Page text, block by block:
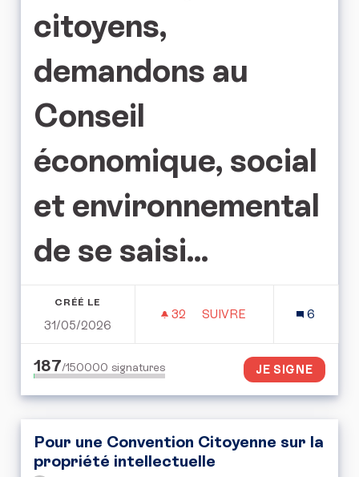
citoyens,
demandons au
Conseil
économique, social
et environnemental
de se saisi...
CRÉÉ LE
31/05/2026
32 32 ABONNÉS
SUIVRE
6
187/150000 signatures JE SIGNE
Pour une Convention Citoyenne sur la
propriété intellectuelle